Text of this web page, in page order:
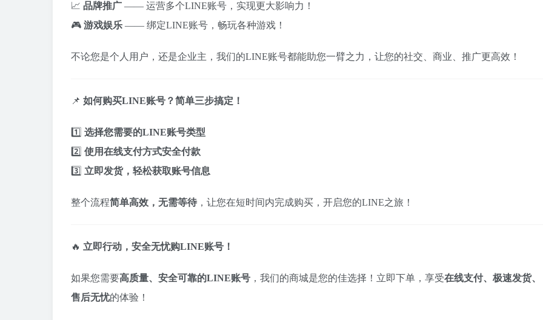
📈 品牌推广 —— 运营多个LINE账号，实现更大影响力！
🎮 游戏娱乐 —— 绑定LINE账号，畅玩各种游戏！
不论您是个人用户，还是企业主，我们的LINE账号都能助您一臂之力，让您的社交、商业、推广更高效！
📌 如何购买LINE账号？简单三步搞定！
1️⃣ 选择您需要的LINE账号类型
2️⃣ 使用在线支付方式安全付款
3️⃣ 立即发货，轻松获取账号信息
整个流程简单高效，无需等待 ，让您在短时间内完成购买，开启您的LINE之旅！
🔥 立即行动，安全无忧购LINE账号！
如果您需要高质量、安全可靠的LINE账号 ，我们的商城是您的佳选择！立即下单，享受在线支付、极速发货、
售后无忧的体验！